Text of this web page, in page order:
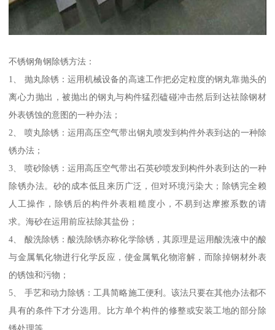
不锈钢角钢除锈方法：
1、 抛丸除锈：运用机械设备的高速工作把必定粒度的钢丸靠抛头的
离心力抛出，被抛出的钢丸与构件猛烈磕碰冲击然后到达祛除钢材
外表锈蚀的意图的一种办法；
2、 喷丸除锈：运用高压空气带出钢丸喷发到构件外表到达的一种除
锈办法；
3、 喷砂除锈：运用高压空气带出石英砂喷发到构件外表到达的一种
除锈办法。砂的成本低且来历广泛，但对环境污染大；除锈完全赖
人工操作，除锈后的构件外表粗糙度小，不易到达摩擦系数的请
求。海砂在运用前应祛除其盐份；
4、 酸洗除锈：酸洗除锈亦称化学除锈，其原理是运用酸洗液中的酸
与金属氧化物进行化学反应，使金属氧化物溶解，而除掉钢材外表
的锈蚀和污物；
5、 手艺和动力除锈：工具简略施工便利。该法只要在其他办法都不
具有的条件下才分选用。比方单个构件的修整或安装工地的部分除
锈处理等。